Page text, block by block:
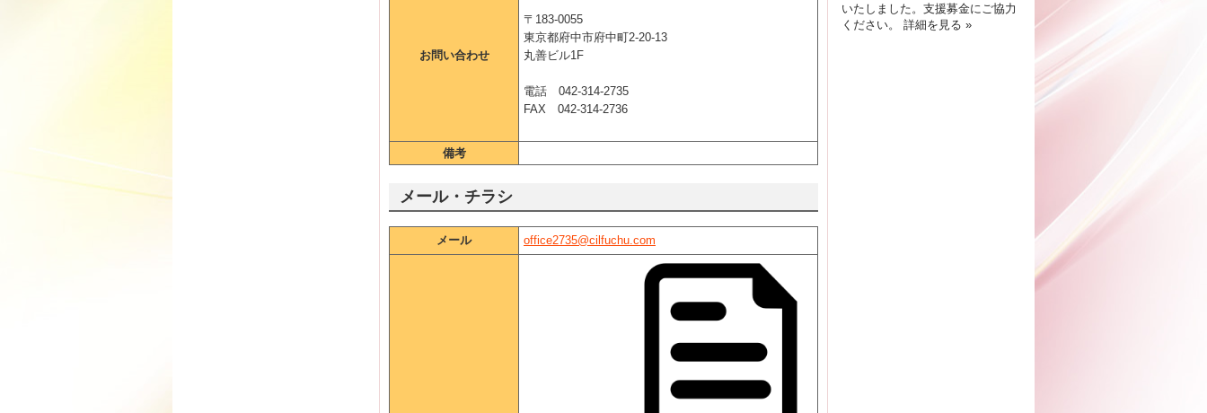
お問い合わせ
〒183-0055
東京都府中市府中町2-20-13
丸善ビル1F
電話 042-314-2735
FAX 042-314-2736
備考
メール・チラシ
メール office2735@cilfuchu.com
いたしました。支援募金にご協力
ください。 詳細を見る »